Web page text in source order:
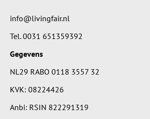
info@livingfair.nl
Tel.0031 651359392
Gegevens
NL29 RABO 0118 3557 32
KVK: 08224426
Anbi: RSIN 822291319